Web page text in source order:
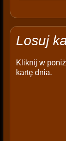
Losuj
Kliknij w
kartę dnia.